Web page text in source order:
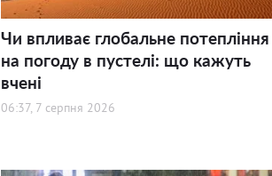
Чи впливає глобальне потепління
на погоду в пустелі: що кажуть
вчені
06:37, 7 серпня 2026